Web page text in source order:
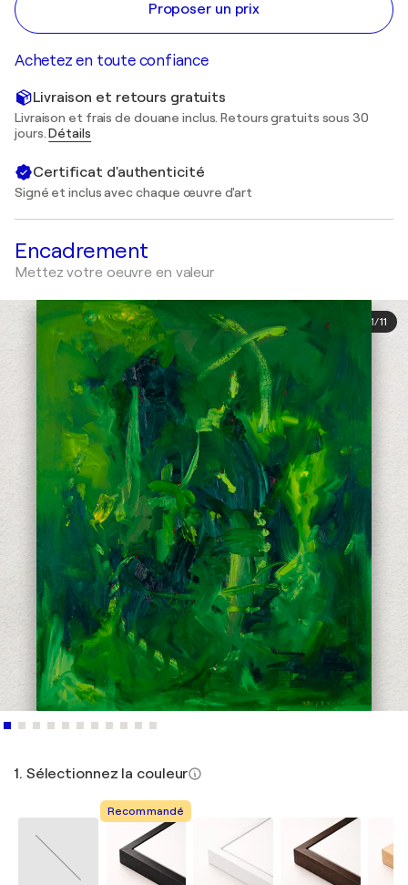
Proposer un prix
Achetez en toute confiance
Livraison et retours gratuits
Livraison et frais de douane inclus. Retours gratuits sous 30
jours.Détails
Certificat d'authenticité
Signé et inclus avec chaque œuvre d'art
Encadrement
Mettez votre oeuvre en valeur
1/11
1. Sélectionnez la couleur
Recommandé